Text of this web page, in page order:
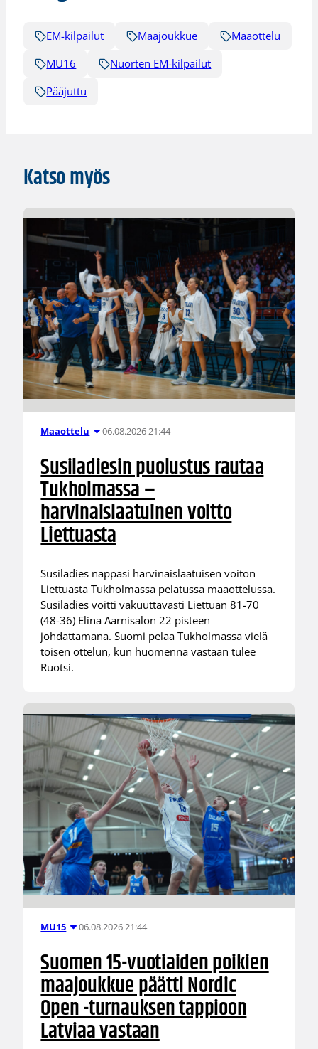
EM-kilpailut Maajoukkue
Maaottelu
MU16
Nuorten EM-kilpailut
Pääjuttu
Katso myös
Maaottelu 06.08.2026 21:44
Susiladiesin puolustus rautaa
Tukholmassa –
harvinaislaatuinen voitto
Liettuasta
Susiladies nappasi harvinaislaatuisen voiton
Liettuasta Tukholmassa pelatussa maaottelussa.
Susiladies voitti vakuuttavasti Liettuan 81-70
(48-36) Elina Aarnisalon 22 pisteen
johdattamana. Suomi pelaa Tukholmassa vielä
toisen ottelun, kun huomenna vastaan tulee
Ruotsi.
MU15 06.08.2026 21:44
Suomen 15-vuotiaiden poikien
maajoukkue päätti Nordic
Open -turnauksen tappioon
Latviaa vastaan